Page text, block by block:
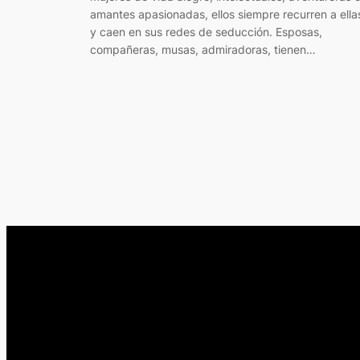
amantes apasionadas, ellos siempre recurren a
y caen en sus redes de seducción. Esposas,
compañeras, musas, admiradoras, tienen…